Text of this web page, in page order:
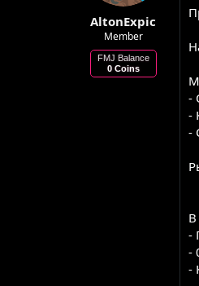
р
н
н
я
AltonExpic
Member
FMJ Balance
0 Coins
-
-
-
В
-
-
-